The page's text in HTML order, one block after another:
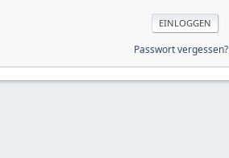
Passwort vergessen?